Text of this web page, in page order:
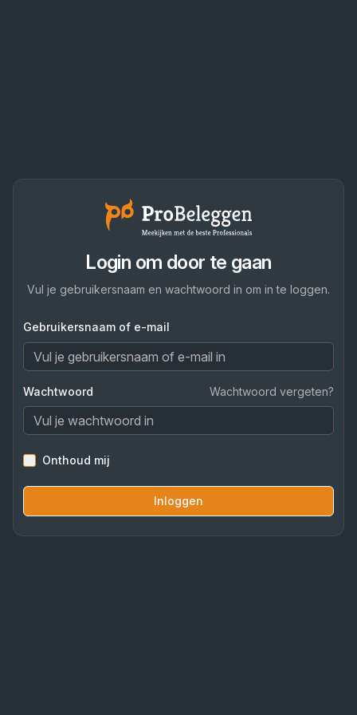
Login om door te gaan
Vul je gebruikersnaam en wachtwoord in om in te loggen.
Gebruikersnaam of e-mail
Wachtwoord Wachtwoord vergeten?
Onthoud mij
Inloggen